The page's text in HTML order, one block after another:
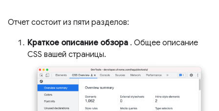
Отчет состоит из пяти разделов:
Краткое описание обзора . Общее описание
CSS вашей страницы.